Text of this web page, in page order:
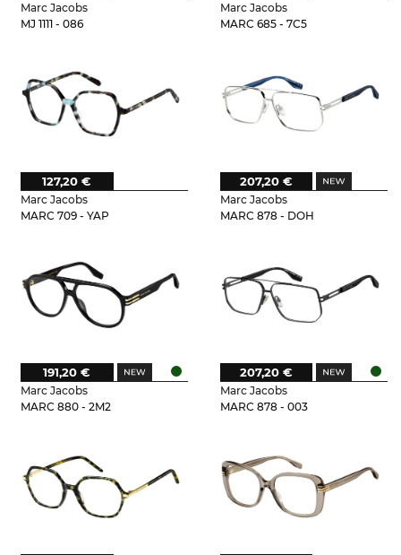
Marc Jacobs
MJ 1111 - 086
Marc Jacobs
MARC 685 - 7C5
Marc Jacobs
MARC 709 - YAP
127,20 €
Marc Jacobs
MARC 878 - DOH
207,20 €
Marc Jacobs
MARC 880 - 2M2
191,20 €
Marc Jacobs
MARC 878 - 003
207,20 €